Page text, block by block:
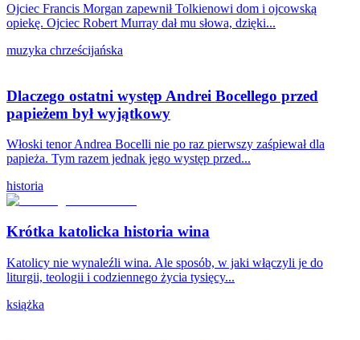
Ojciec Francis Morgan zapewnił Tolkienowi dom i ojcowską
opiekę. Ojciec Robert Murray dał mu słowa, dzięki...
muzyka chrześcijańska
Dlaczego ostatni występ Andrei Bocellego przed
papieżem był wyjątkowy
Włoski tenor Andrea Bocelli nie po raz pierwszy zaśpiewał dla
papieża. Tym razem jednak jego występ przed...
historia
Krótka katolicka historia wina
Katolicy nie wynaleźli wina. Ale sposób, w jaki włączyli je do
liturgii, teologii i codziennego życia tysięcy...
książka